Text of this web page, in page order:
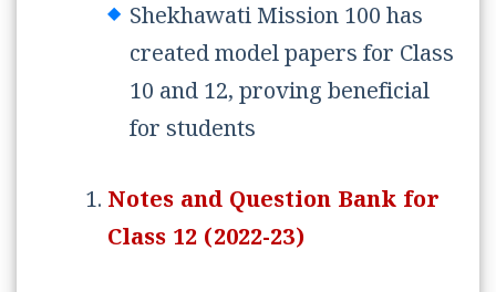
Shekhawati Mission 100 has
created model papers for Class
10 and 12, proving beneficial
for students
Notes and Question Bank for
Class 12 (2022-23)